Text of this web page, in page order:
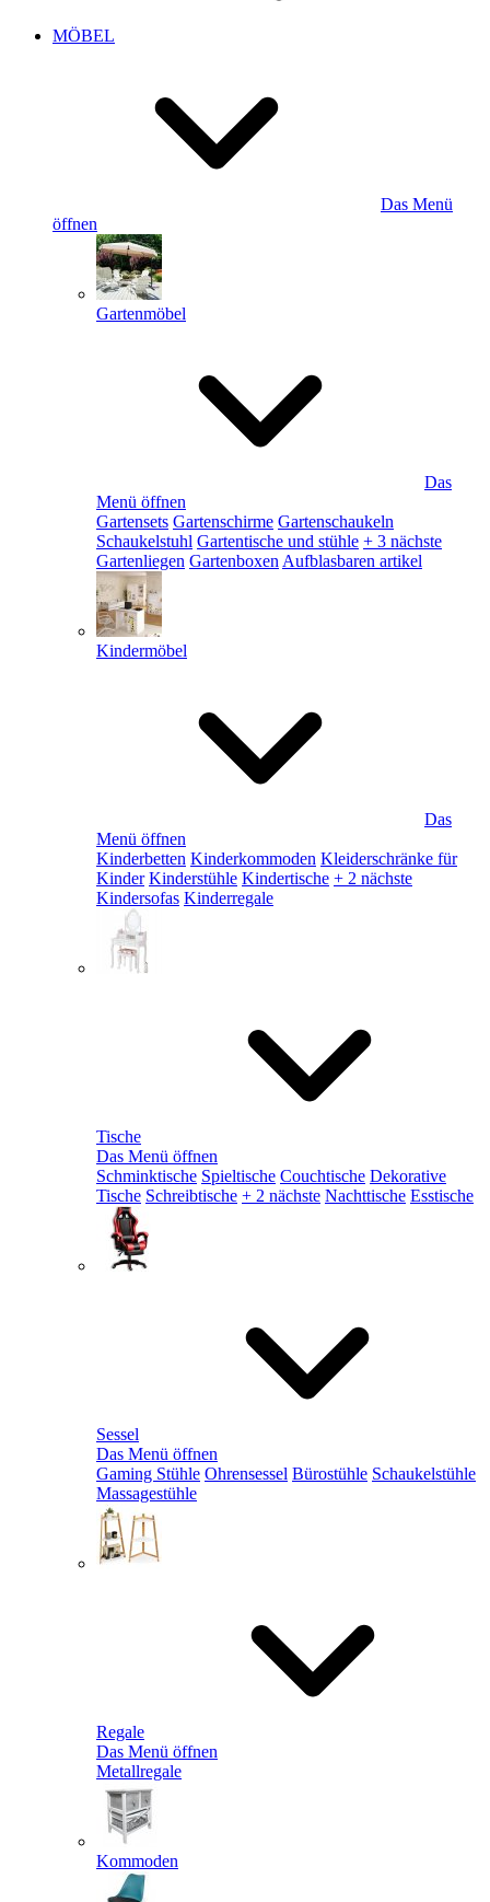
MÖBEL
Das Menü
öffnen
Gartenmöbel
Das
Menü öffnen
Gartensets Gartenschirme Gartenschaukeln
Schaukelstuhl Gartentische und stühle + 3 nächste
Gartenliegen Gartenboxen Aufblasbaren artikel
Kindermöbel
Das
Menü öffnen
Kinderbetten Kinderkommoden Kleiderschränke für
Kinder Kinderstühle Kindertische + 2 nächste
Kindersofas Kinderregale
Tische
Das Menü öffnen
Schminktische Spieltische Couchtische Dekorative
Tische Schreibtische + 2 nächste Nachttische Esstische
Sessel
Das Menü öffnen
Gaming Stühle Ohrensessel Bürostühle Schaukelstühle
Massagestühle
Regale
Das Menü öffnen
Metallregale
Kommoden